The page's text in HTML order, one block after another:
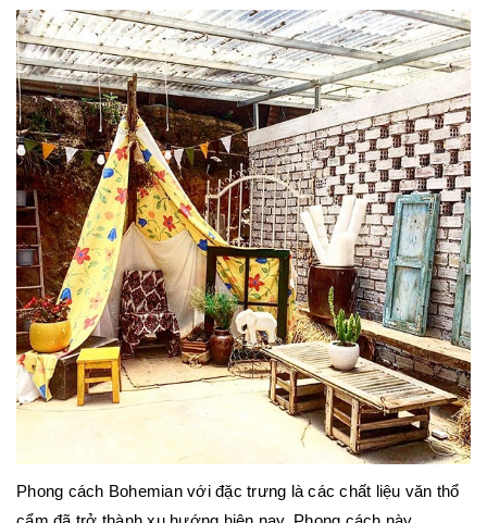
Phong cách Bohemian với đặc trưng là các chất liệu văn thổ